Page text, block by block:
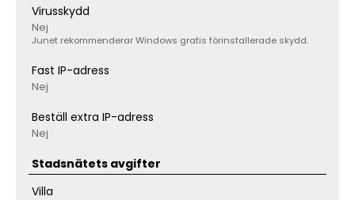
Virusskydd
Nej
Junet rekommenderar Windows gratis förinstallerade skydd.
Fast IP-adress
Nej
Beställ extra IP-adress
Nej
Stadsnätets avgifter
Villa